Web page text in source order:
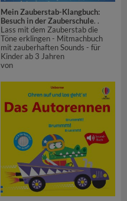
Mein Zauberstab-Klangbuch:
Besuch in der Zauberschule. .
Lass mit dem Zauberstab die
Töne erklingen - Mitmachbuch
mit zauberhaften Sounds - für
Kinder ab 3 Jahren
von